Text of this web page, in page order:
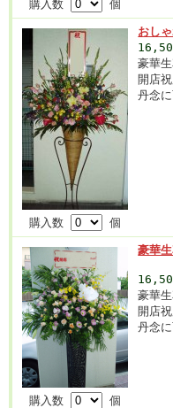
購入数 個
購入数 個
おし
豪華
開店
丹念
購入数 個
豪華
豪華
開店
丹念